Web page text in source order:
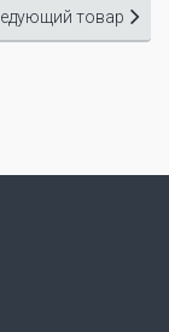
товар